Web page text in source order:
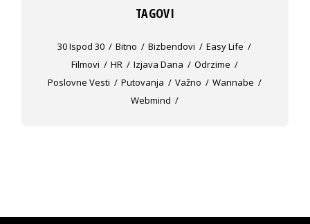
TAGOVI
30 Ispod 30 Bitno Bizbendovi
Easy Life
Filmovi
HR Izjava Dana
Odrzime
Poslovne Vesti
Putovanja Važno
Wannabe
Webmind